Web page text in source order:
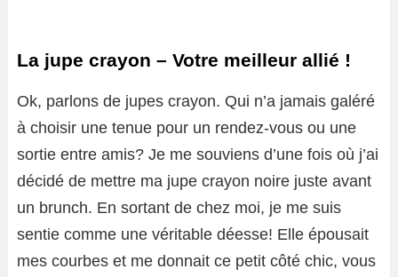
La jupe crayon – Votre meilleur allié !
Ok, parlons de jupes crayon. Qui n’a jamais galéré
à choisir une tenue pour un rendez-vous ou une
sortie entre amis? Je me souviens d’une fois où j’ai
décidé de mettre ma jupe crayon noire juste avant
un brunch. En sortant de chez moi, je me suis
sentie comme une véritable déesse! Elle épousait
mes courbes et me donnait ce petit côté chic, vous